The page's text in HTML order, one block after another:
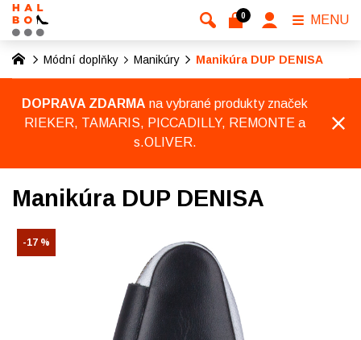
Módní doplňky Manikúry Manikúra DUP DENISA
DOPRAVA ZDARMA na vybrané produkty značek
RIEKER, TAMARIS, PICCADILLY, REMONTE a
s.OLIVER.
Manikúra DUP DENISA
-17 %
0 MENU